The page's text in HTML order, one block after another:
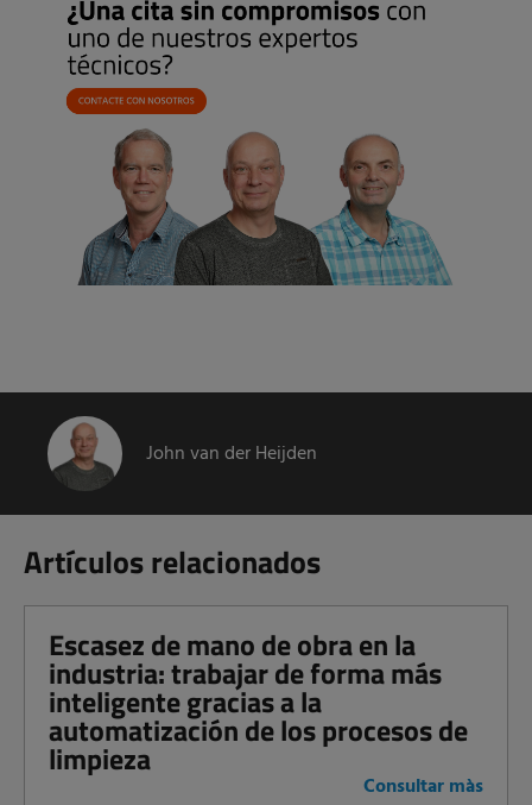
John van der Heijden
Artículos relacionados
Escasez de mano de obra en la
industria: trabajar de forma más
inteligente gracias a la
automatización de los procesos de
limpieza
Consultar màs